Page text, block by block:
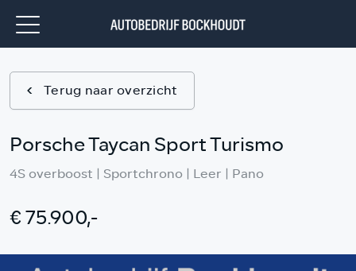
Terug naar overzicht
Porsche Taycan Sport Turismo
4S overboost | Sportchrono | Leer | Pano
€ 75.900,-